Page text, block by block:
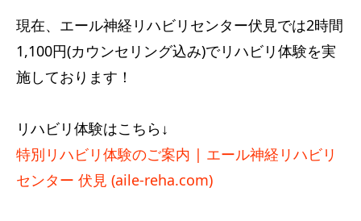
現在、エール神経リハビリセンター伏見では2時間
1,100円(カウンセリング込み)でリハビリ体験を実
施しております！
リハビリ体験はこちら↓
特別リハビリ体験のご案内 | エール神経リハビリ
センター 伏見 (aile-reha.com)